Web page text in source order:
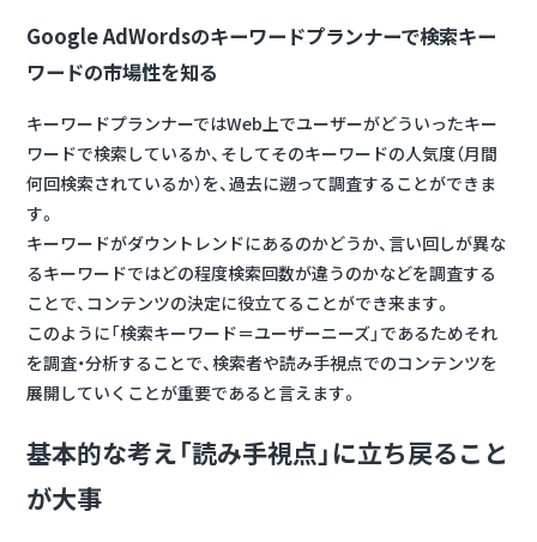
Google AdWordsのキーワードプランナーで検索キー
ワードの市場性を知る
キーワードプランナーではWeb上でユーザーがどういったキー
ワードで検索しているか、そしてそのキーワードの人気度（月間
何回検索されているか）を、過去に遡って調査することができま
す。
キーワードがダウントレンドにあるのかどうか、言い回しが異な
るキーワードではどの程度検索回数が違うのかなどを調査する
ことで、コンテンツの決定に役立てることができ来ます。
このように「検索キーワード＝ユーザーニーズ」であるためそれ
を調査・分析することで、検索者や読み手視点でのコンテンツを
展開していくことが重要であると言えます。
基本的な考え「読み手視点」に立ち戻ること
が大事